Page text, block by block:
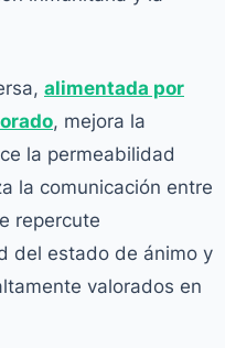
alimentada por
, mejora la
la permeabilidad
la comunicación entre
repercute
del estado de ánimo y
valorados en